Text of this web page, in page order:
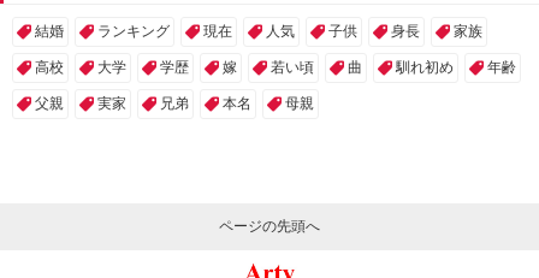
結婚 ランキング 現在 人気 子供 身長 家族
高校 大学 学歴 嫁 若い頃 曲 馴れ初め 年齢
父親 実家 兄弟 本名 母親
ページの先頭へ